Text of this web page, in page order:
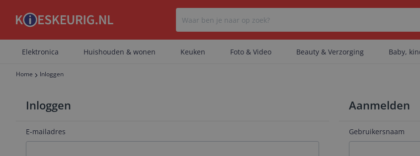
Er zijn geen producten gevonden.
Elektronica Huishouden & wonen Keuken Foto & Video Beauty & Verzorging Baby,
Home Inloggen
Inloggen
E-mailadres
Aanmelden
Gebruikersnaam